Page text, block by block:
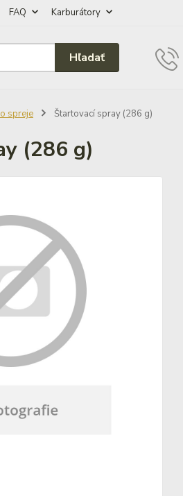
FAQ Karburátory
Hľadať
spreje Štartovací spray (286 g)
(286 g)